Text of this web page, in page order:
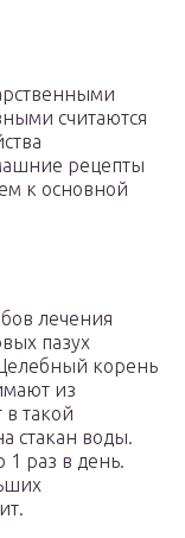
считаются
рецепты
к основной
лечения
пазух
корень
из
в такой
стакан воды.
раз в день.